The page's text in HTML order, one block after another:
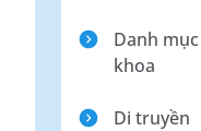
Danh
khoa
Di truyền